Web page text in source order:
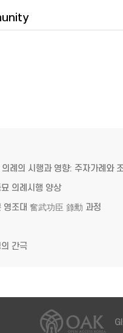
의 시행과 영향: 주자가례와
의례시행 양상
영조대 奮武功臣 錄勳 과정
간극